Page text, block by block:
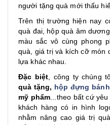
người tặng quà mới thấu
Trên thị trường hiện nay
quà đai, hộp quà âm
màu sắc vô cùng phong
quà, giá trị và kích cỡ món
lựa khác nhau.
Đặc biệt , công ty chúng
quà tặng, hộp đựng bánh
mỹ phẩm ...theo bất cứ
khách hàng có in hình
nhằm nâng cao giá trị